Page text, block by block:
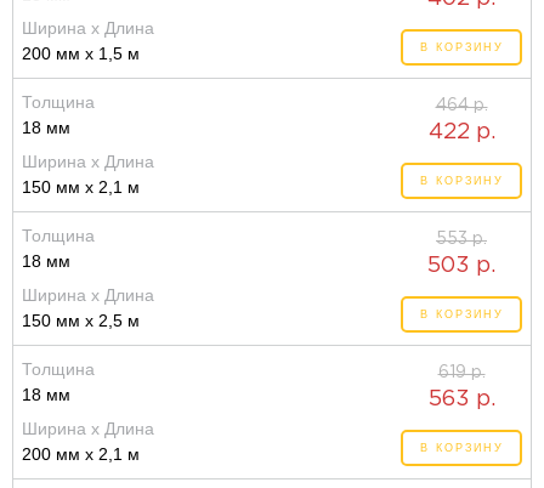
Ширина x Длина
200 мм x 1,5 м
В КОРЗИНУ
Толщина
18 мм
Ширина x Длина
150 мм x 2,1 м
464 р.
422 р.
В КОРЗИНУ
Толщина
18 мм
Ширина x Длина
150 мм x 2,5 м
553 р.
503 р.
В КОРЗИНУ
Толщина
18 мм
Ширина x Длина
200 мм x 2,1 м
619 р.
563 р.
В КОРЗИНУ